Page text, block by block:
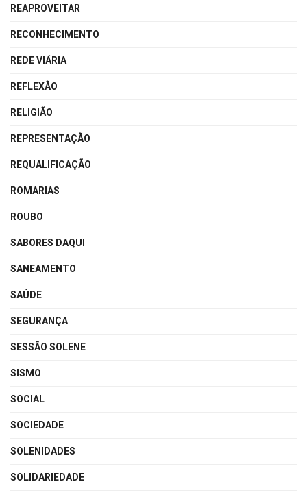
REAPROVEITAR
RECONHECIMENTO
REDE VIÁRIA
REFLEXÃO
RELIGIÃO
REPRESENTAÇÃO
REQUALIFICAÇÃO
ROMARIAS
ROUBO
SABORES DAQUI
SANEAMENTO
SAÚDE
SEGURANÇA
SESSÃO SOLENE
SISMO
SOCIAL
SOCIEDADE
SOLENIDADES
SOLIDARIEDADE